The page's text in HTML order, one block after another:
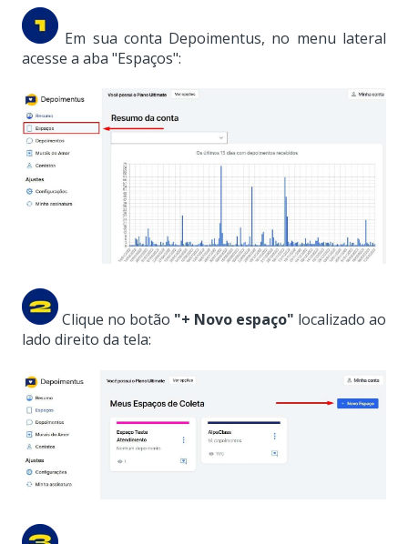
Em sua conta Depoimentus, no menu lateral
acesse a aba "Espaços":
Clique no botão "+ Novo espaço" localizado ao
lado direito da tela: